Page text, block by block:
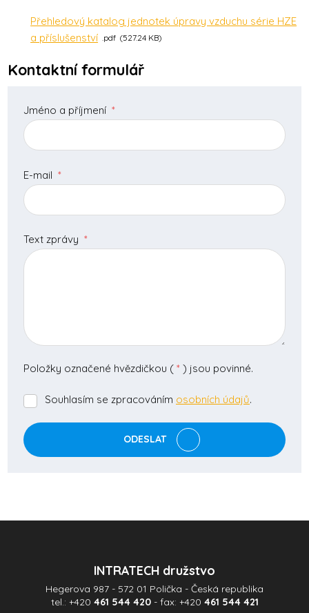
Přehledový katalog jednotek úpravy vzduchu série HZE
a příslušenství pdf 527.24 KB
Kontaktní formulář
Jméno a příjmení *
E-mail *
Text zprávy *
Položky označené hvězdičkou ( * ) jsou povinné.
Souhlasím
zpracováním
osobních
údajů.
Souhlasím se zpracováním osobních údajů.
ODESLAT
odeslat.
INTRATECH družstvo
Hegerova 987 - 572 01 Polička - Česká republika
tel.: +420 461 544 420- fax: +420 461 544 421